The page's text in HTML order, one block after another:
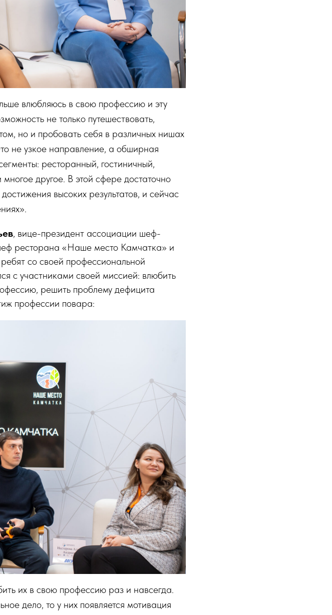
влюбляюсь в свою профессию и эту
не только путешествовать,
но и пробовать себя в различных нишах
не узкое направление, а обширная
ресторанный, гостиничный,
другое. В этой сфере достаточно
высоких результатов, и сейчас
, вице-президент ассоциации шеф-
ресторана «Наше место Камчатка» и
со своей профессиональной
с участниками своей миссией: влюбить
решить проблему дефицита
профессии повара:
их в свою профессию раз и навсегда.
дело, то у них появляется мотивация